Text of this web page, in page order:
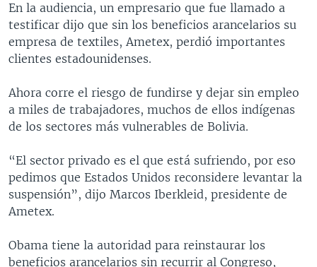
En la audiencia, un empresario que fue llamado a
testificar dijo que sin los beneficios arancelarios su
empresa de textiles, Ametex, perdió importantes
clientes estadounidenses.
Ahora corre el riesgo de fundirse y dejar sin empleo
a miles de trabajadores, muchos de ellos indígenas
de los sectores más vulnerables de Bolivia.
“El sector privado es el que está sufriendo, por eso
pedimos que Estados Unidos reconsidere levantar la
suspensión”, dijo Marcos Iberkleid, presidente de
Ametex.
Obama tiene la autoridad para reinstaurar los
beneficios arancelarios sin recurrir al Congreso,